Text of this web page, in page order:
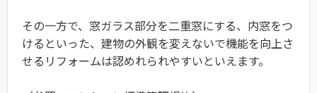
その一方で、窓ガラス部分を二重窓にする、内窓をつ
けるといった、建物の外観を変えないで機能を向上さ
せるリフォームは認めれられやすいといえます。